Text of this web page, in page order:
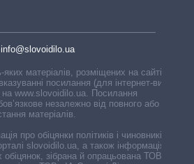
info@slovoidilo.ua
матеріалів, розміщених на сайті,
посилання (для інтернет-видань
www.slovoidilo.ua. Посилання
незалежно від повного або
матеріалів.
про обіцянки політиків і чиновників,
slovoidilo.ua, а також інформація про
зібрана й опрацьована ТОВ «ІА